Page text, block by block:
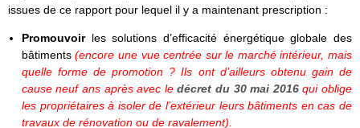
issues de ce rapport pour lequel il y a maintenant prescription :
Promouvoirles solutions d’efficacité énergétique globale des
bâtiments(encore une vue centrée sur le marché intérieur, mais
quelle forme de promotion ? Ils ont d’ailleurs obtenu gain de
cause neuf ans après avec ledécret du 30 mai 2016qui oblige
les propriétaires à isoler de l’extérieur leurs bâtiments en cas de
travaux de rénovation ou de ravalement).